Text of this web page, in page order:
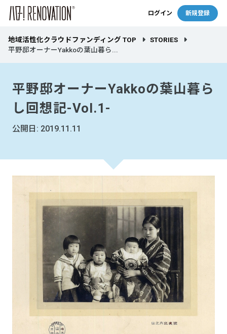
ログイン 新規登録
地域活性化クラウドファンディング TOP
STORIES
平野邸オーナーYakkoの葉山暮ら...
平野邸オーナーYakkoの葉山暮ら
し回想記-Vol.1-
公開日: 2019.11.11